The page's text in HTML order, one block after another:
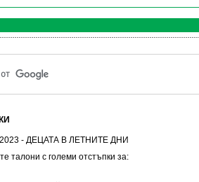
2023 - ДЕЦАТА В ЛЕТНИТЕ ДНИ
талони с големи отстъпки за: